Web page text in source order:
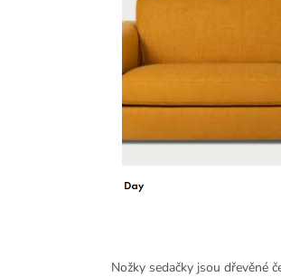
Nožky sedačky jsou dřevěné